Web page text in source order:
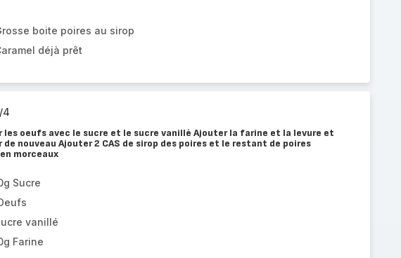
boite poires au sirop
déjà prêt
/4
les oeufs avec le sucre et le sucre vanillé Ajouter la farine et la levure et
de nouveau Ajouter 2 CAS de sirop des poires et le restant de poires
morceaux
Sucre
vanillé
Farine